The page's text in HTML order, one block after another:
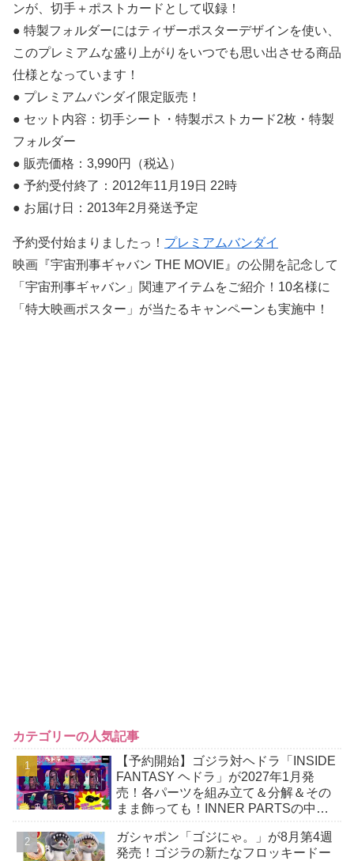
ンが、切手＋ポストカードとして収録！
● 特製フォルダーにはティザーポスターデザインを使い、
このプレミアムな盛り上がりをいつでも思い出させる商品
仕様となっています！
● プレミアムバンダイ限定販売！
● セット内容：切手シート・特製ポストカード2枚・特製
フォルダー
● 販売価格：3,990円（税込）
● 予約受付終了：2012年11月19日 22時
● お届け日：2013年2月発送予定
予約受付始まりましたっ！ プレミアムバンダイ
映画『宇宙刑事ギャバン THE MOVIE』の公開を記念して
「宇宙刑事ギャバン」関連アイテムをご紹介！10名様に
「特大映画ポスター」が当たるキャンペーンも実施中！
カテゴリーの人気記事
【予約開始】ゴジラ対ヘドラ「INSIDE
FANTASY ヘドラ」が2027年1月発
売！各パーツを組み立て＆分解＆その
まま飾っても！INNER PARTSの中に
ガシャポン「ゴジにゃ。」が8月第4週
発売！ゴジラの新たなフロッキードー